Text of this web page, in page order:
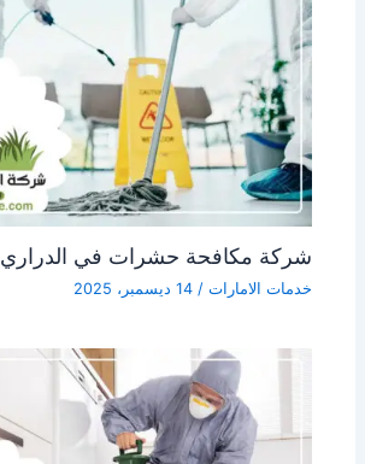
شركة مكافحة حشرات في الدراري
خدمات الامارات /14 ديسمبر، 2025